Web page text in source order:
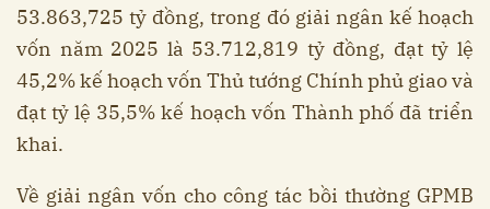
53.863,725 tỷ đồng, trong đó giải ngân kế hoạch
vốn năm 2025 là 53.712,819 tỷ đồng, đạt tỷ lệ
45,2% kế hoạch vốn Thủ tướng Chính phủ giao và
đạt tỷ lệ 35,5% kế hoạch vốn Thành phố đã triển
khai.
Về giải ngân vốn cho công tác bồi thường GPMB